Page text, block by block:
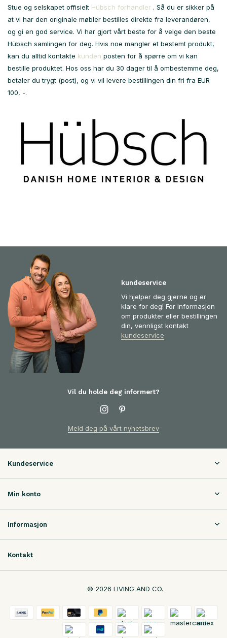
Stue og selskapet offisielt Hübsch forhandler . Så du er sikker på
at vi har den originale møbler bestilles direkte fra leverandøren,
og gi en god service. Vi har gjort vårt beste for å velge den beste
Hübsch samlingen for deg. Hvis noe mangler et bestemt produkt,
kan du alltid kontakte kunden posten for å spørre om vi kan
bestille produktet. Hos oss har du 30 dager til å ombestemme deg,
betaler du trygt (post), og vi vil levere bestillingen din fri fra EUR
100, -.
kundeservice
Vi hjelper deg gjerne og er
klare for deg! For informasjon
om produkter eller bestillingen
din, vennligst kontakt
kundeservice
Vil du holde deg informert?
Meld deg på vårt nyhetsbrev
Kundeservice
Min konto
Informasjon
Kontakt
© 2026 LIVING AND CO.